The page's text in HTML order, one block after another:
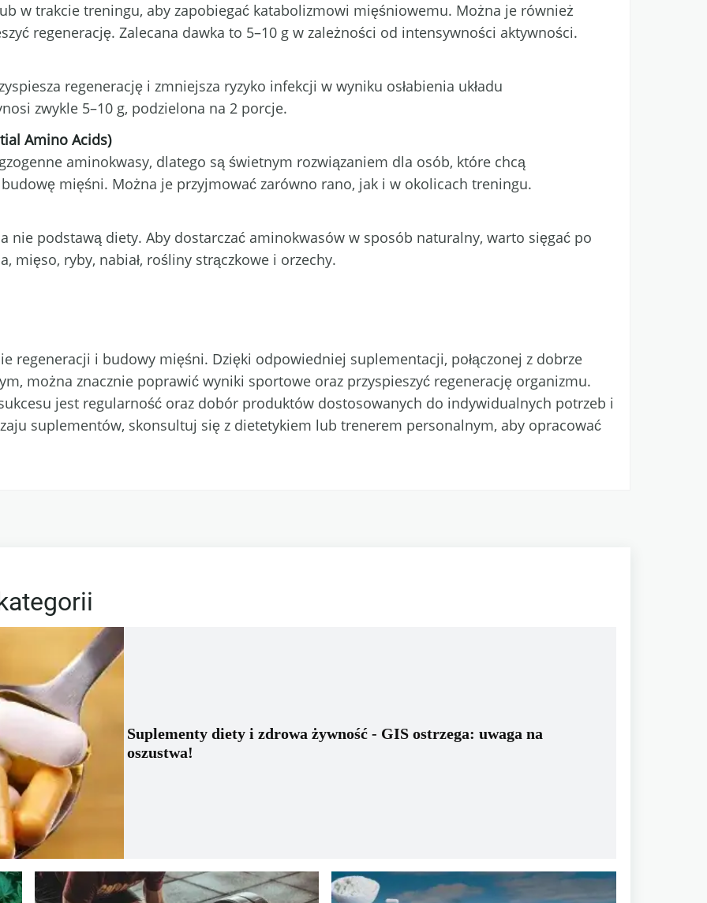
w trakcie treningu, aby zapobiegać katabolizmowi mięśniowemu. Można je również
regenerację. Zalecana dawka to 5–10 g w zależności od intensywności aktywności.
regenerację i zmniejsza ryzyko infekcji w wyniku osłabienia układu
zwykle 5–10 g, podzielona na 2 porcje.
Amino Acids)
aminokwasy, dlatego są świetnym rozwiązaniem dla osób, które chcą
mięśni. Można je przyjmować zarówno rano, jak i w okolicach treningu.
nie podstawą diety. Aby dostarczać aminokwasów w sposób naturalny, warto sięgać po
mięso, ryby, nabiał, rośliny strączkowe i orzechy.
regeneracji i budowy mięśni. Dzięki odpowiedniej suplementacji, połączonej z dobrze
można znacznie poprawić wyniki sportowe oraz przyspieszyć regenerację organizmu.
jest regularność oraz dobór produktów dostosowanych do indywidualnych potrzeb i
suplementów, skonsultuj się z dietetykiem lub trenerem personalnym, aby opracować
Suplementy diety i zdrowa żywność - GIS ostrzega: uwaga na
oszustwa!